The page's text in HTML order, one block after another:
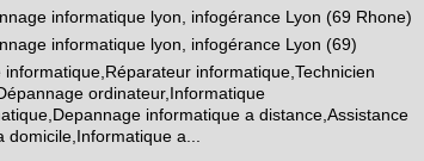
informatique lyon, infogérance Lyon (69 Rhone)
informatique lyon, infogérance Lyon (69)
informatique,Technicien
ordinateur,Informatique
informatique a distance,Assistance
a...